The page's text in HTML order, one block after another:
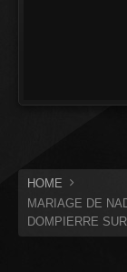
HOME
MARIAGE DE
DOMPIERRE